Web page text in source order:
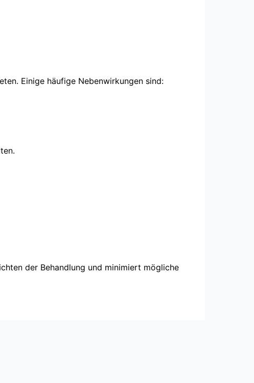
Einige häufige Nebenwirkungen sind:
der Behandlung und minimiert mögliche